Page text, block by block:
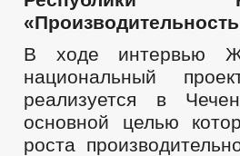
ФЕДЕРАЛЬНЫЕ ЗАКОНЫ
БЮДЖЕТ
БЮДЖЕТ ПО ГОДАМ
ОТЧЕТ ОБ ИСПОЛНЕНИИ
УСЛУГИ
ОБРАЩЕНИЕ К
ОБЗОРЫ
В ходе интервью
национальный
реализуется в
основной целью
роста